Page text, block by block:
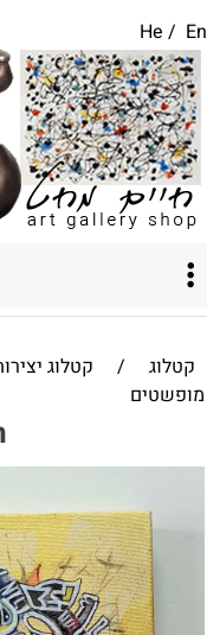
He / En
קטלוג / קטלוג
מופשטים